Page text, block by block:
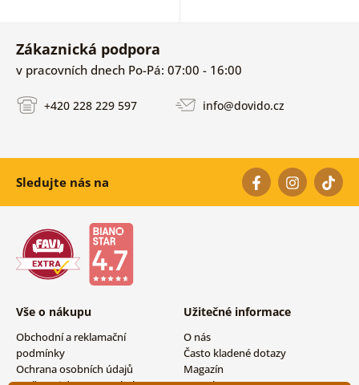
Zákaznická podpora
v pracovních dnech Po-Pá: 07:00 - 16:00
+420 228 229 597 info@dovido.cz
Sledujte nás na
Vše o nákupu
Obchodní a reklamační
podmínky
Ochrana osobních údajů
Užitečné informace
O nás
Často kladené dotazy
Magazín